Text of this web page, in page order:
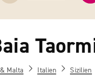
Malta Italien Sizilien